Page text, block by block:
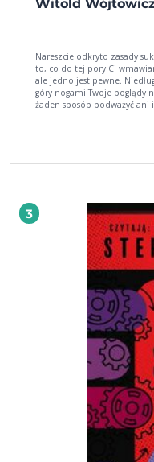
Witold
Nareszcie odkryto zasady sukcesu i
to, co do tej pory Ci wmawiano, to bujda! Nie wiem, jak
ale jedno jest pewne.
góry nogami Twoje poglądy
żaden sposób podważyć ani im zaprzeczyć! Żeby
niewolnicy pracujący po 14
temat sukcesu. - Jak zrozumieć sukces na nowo i zacząć swoją drogę od początku. -
Jak stać się osobą dojrzałą do sukcesu i
udało się i nie udaje
użyć jej do przyspieszenia
3